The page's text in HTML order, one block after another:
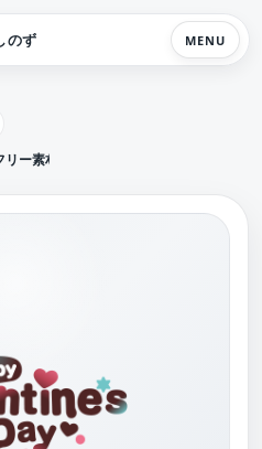
のず MENU
ー素材・サムネ素材】